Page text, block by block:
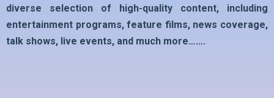
diverse selection of high-quality content, including
entertainment programs, feature films, news coverage,
talk shows, live events, and much more…….